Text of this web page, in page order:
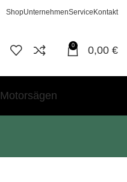
ShopUnternehmenService Kontakt
0 0,00 €
Motorsägen